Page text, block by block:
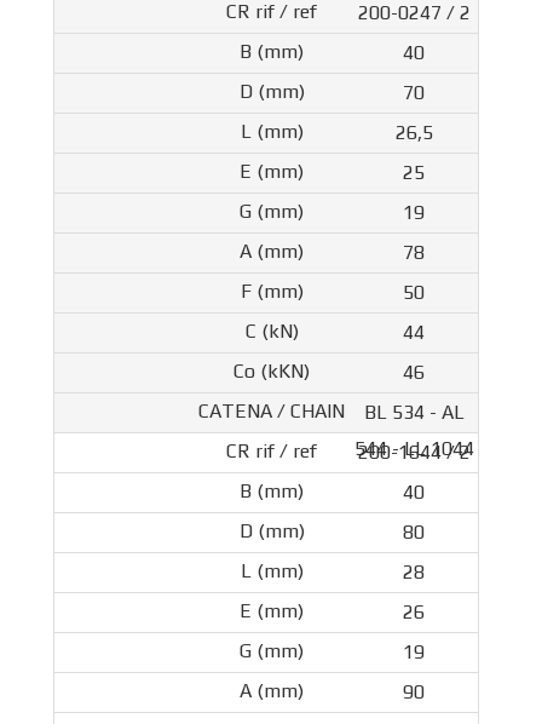
200-0247 / 2
40
70
26,5
25
19
78
50
44
46
BL 534 - AL
544 - LL 1044
200-1644 / 2
40
80
28
26
19
90